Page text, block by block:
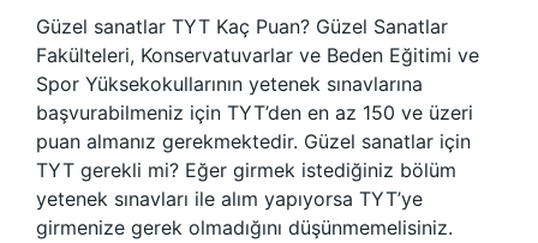
Güzel sanatlar TYT Kaç Puan? Güzel Sanatlar
Fakülteleri, Konservatuvarlar ve Beden Eğitimi ve
Spor Yüksekokullarının yetenek sınavlarına
başvurabilmeniz için TYT’den en az 150 ve üzeri
puan almanız gerekmektedir. Güzel sanatlar için
TYT gerekli mi? Eğer girmek istediğiniz bölüm
yetenek sınavları ile alım yapıyorsa TYT’ye
girmenize gerek olmadığını düşünmemelisiniz.